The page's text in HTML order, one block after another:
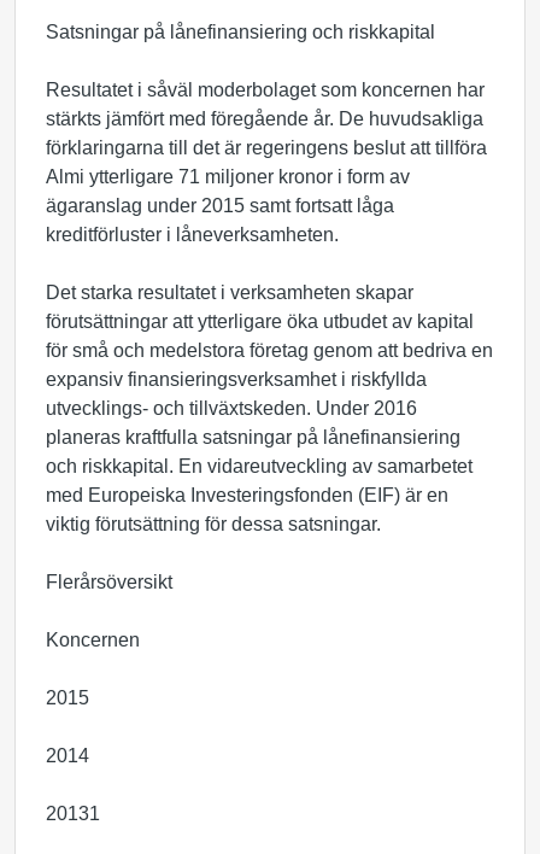
Satsningar på lånefinansiering och riskkapital
Resultatet i såväl moderbolaget som koncernen har
stärkts jämfört med föregående år. De huvudsakliga
förklaringarna till det är regeringens beslut att tillföra
Almi ytterligare 71 miljoner kronor i form av
ägaranslag under 2015 samt fortsatt låga
kreditförluster i låneverksamheten.
Det starka resultatet i verksamheten skapar
förutsättningar att ytterligare öka utbudet av kapital
för små och medelstora företag genom att bedriva en
expansiv finansieringsverksamhet i riskfyllda
utvecklings- och tillväxtskeden. Under 2016
planeras kraftfulla satsningar på lånefinansiering
och riskkapital. En vidareutveckling av samarbetet
med Europeiska Investeringsfonden (EIF) är en
viktig förutsättning för dessa satsningar.
Flerårsöversikt
Koncernen
2015
2014
20131